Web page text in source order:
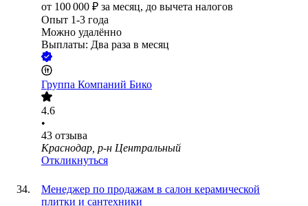
от 100 000 ₽ за месяц, до вычета налогов
Опыт 1-3 года
Можно удалённо
Выплаты: Два раза в месяц
Группа Компаний Бико
4.6
•
43 отзыва
Краснодар, р-н Центральный
Откликнуться
Менеджер по продажам в салон керамической
плитки и сантехники